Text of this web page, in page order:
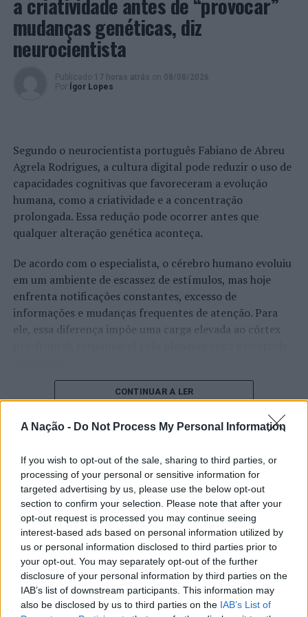
A Nação - Do Not Process My Personal Information
If you wish to opt-out of the sale, sharing to third parties, or
processing of your personal or sensitive information for
targeted advertising by us, please use the below opt-out
section to confirm your selection. Please note that after your
opt-out request is processed you may continue seeing
interest-based ads based on personal information utilized by
us or personal information disclosed to third parties prior to
your opt-out. You may separately opt-out of the further
disclosure of your personal information by third parties on the
IAB’s list of downstream participants. This information may
also be disclosed by us to third parties on the IAB’s List of
até ao próximo dia 19 de dezembro (segunda-feira),
junto da Biblioteca Municipal de Anadia ou através de
um dos seguintes contactos: 231 519 090;
biblioteca.m.anadia@gmail.com
Imagem: CMA.
FUNDAÇÃO "LA CAIXA"
PRÓXIMO
Lagos vai ter Conselho Municipal dedicado ao ambiente
e às alterações climáticas
NÃO PERCA
Braga: Detenção por tráfico de droga
mudanças genéticas, diz
neurocientista
Publicado 17 horas atrás on 08/08/2026
Por
Ígor Lopes
Segundo o neurocientista português Fabiano de Abreu
Agrela Rodrigues, a cultura digital pode reduzir o uso de
capacidades cognitivas que favoreceram a evolução
humana, como a criatividade e a concentração
prolongada. Essa redução pode ocorrer antes que
qualquer alteração genética aconteça.
De acordo com o especialista, o cérebro humano evoluiu
em um ambiente de escassez de estímulos, mas hoje
enfrenta notificações constantes, excesso de
informações e mudanças frequentes de atenção. Para
ele, essa diferença impõe uma carga elevada ao córtex
O pesquisador afirma que plataformas digitais também
cérebro, favorecendo a fadiga mental, a dificuldade de
tarefas inacabadas permanecem ativas na memória e
aumentam a sensação de sobrecarga, enquanto o stress
prolongado pode elevar os níveis de cortisol e
prejudicar o desempenho cognitivo.
Fabiano de Abreu Agrela Rodrigues ressalta que não há
evidências de que o ambiente digital provoque mudanças
genéticas na espécie humana. A adaptação observada,
afirma, ocorre por meio da neuroplasticidade, processo
pelo qual os circuitos neurais se reorganizam em
CONTINUAR A LER
“Millennium Estoril Open 2026”
regressou ao circuito ATP com
vitória do francês Luca Van Assche
Publicado 2 dias atrás on 07/08/2026
Por Ígor Lopes